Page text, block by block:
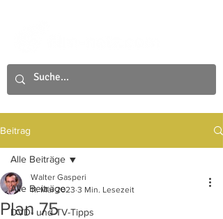
Beitrag
Alle Beiträge
DVD- und TV-Tipps
Alle Beiträge
Plan 75
Walter Gasperi
11. Mai 2023 3 Min. Lesezeit